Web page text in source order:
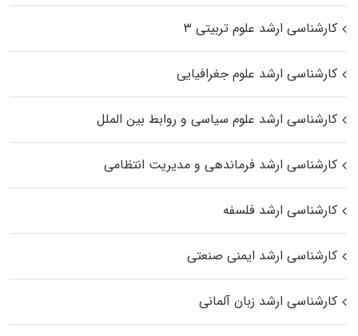
کارشناسی ارشد علوم تربیتی ۳
کارشناسی ارشد علوم جغرافیایی
کارشناسی ارشد علوم سیاسی و روابط بین الملل
کارشناسی ارشد فرماندهی و مدیریت انتظامی
کارشناسی ارشد فلسفه
کارشناسی ارشد ایمنی صنعتی
کارشناسی ارشد زبان آلمانی